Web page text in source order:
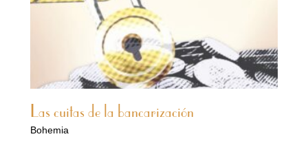
Las cuitas de la bancarización
Bohemia